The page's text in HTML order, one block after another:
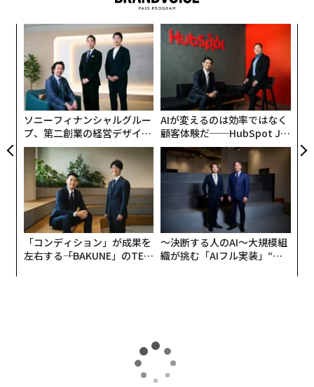
ソニーフィナンシャルグルー
プ、第二創業の経営デザイン
──カギは意志を引き出し、
束ね、共創すること
AIが変えるのは効率ではなく
顧客体験だ──HubSpot Ja
panが語る「Grow Better」
な組織のつくり方
「コンディション」が成果を
左右する――「BAKUNE」のTEN
〜決断する人のAI〜大規模組
織が挑む「AIフル実装」“使
ナイキ創業者、スタンフォード大学に4億ドル寄付の狙い